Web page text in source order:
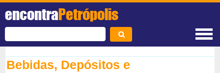
encontraPetrópolis
Bebidas, Depósitos e